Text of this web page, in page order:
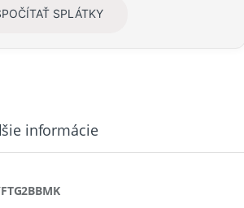
SPLÁTKY
informácie